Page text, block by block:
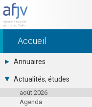
Accueil
Annuaires
Toutes les sociétés (691)
Studios (418)
Editeurs (49)
Distributeurs (16)
Actualités, études
août 2026
Agenda